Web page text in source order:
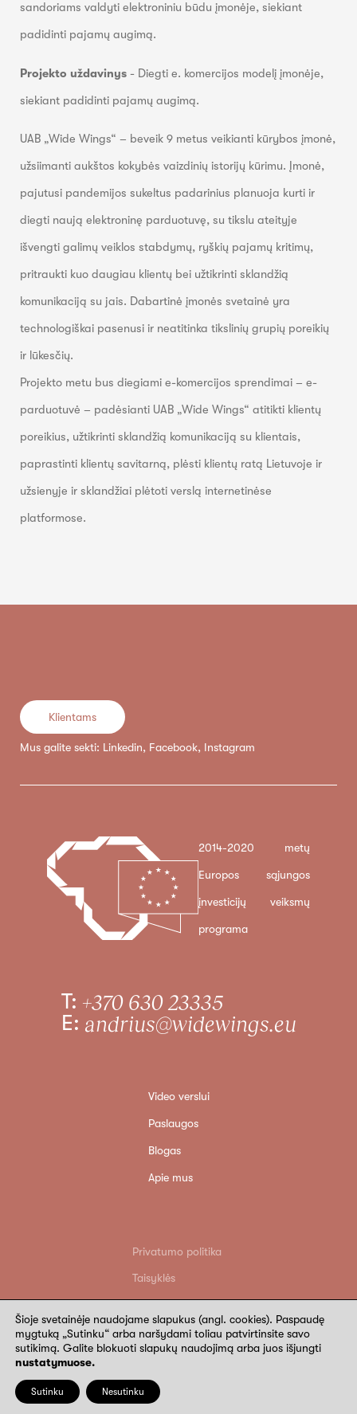
sandoriams valdyti elektroniniu būdu įmonėje, siekiant
padidinti pajamų augimą.
Projekto uždavinys- Diegti e. komercijos modelį įmonėje,
siekiant padidinti pajamų augimą.
UAB „Wide Wings“ – beveik 9 metus veikianti kūrybos įmonė,
užsiimanti aukštos kokybės vaizdinių istorijų kūrimu. Įmonė,
pajutusi pandemijos sukeltus padarinius planuoja kurti ir
diegti naują elektroninę parduotuvę, su tikslu ateityje
išvengti galimų veiklos stabdymų, ryškių pajamų kritimų,
pritraukti kuo daugiau klientų bei užtikrinti sklandžią
komunikaciją su jais. Dabartinė įmonės svetainė yra
technologiškai pasenusi ir neatitinka tikslinių grupių poreikių
ir lūkesčių.
Projekto metu bus diegiami e-komercijos sprendimai – e-
parduotuvė – padėsianti UAB „Wide Wings“ atitikti klientų
poreikius, užtikrinti sklandžią komunikaciją su klientais,
paprastinti klientų savitarną, plėsti klientų ratą Lietuvoje ir
užsienyje ir sklandžiai plėtoti verslą internetinėse
platformose.
Klientams
Mus galite sekti: Linkedin, Facebook, Instagram
2014-2020 metų
Europos sąjungos
įnvesticijų veiksmų
programa
T: +370 630 23335
E: andrius@widewings.eu
Video verslui
Paslaugos
Blogas
Apie mus
Wide Wings. Visos teisės saugomos
Privatumo politika
Taisyklės
Grąžinimo sąlygos
Rekvizitai
Šioje svetainėje naudojame slapukus (angl. cookies). Paspaudę
mygtuką „Sutinku“ arba naršydami toliau patvirtinsite savo
sutikimą. Galite blokuoti slapukų naudojimą arba juos išjungti
nustatymuose.
Sutinku Nesutinku